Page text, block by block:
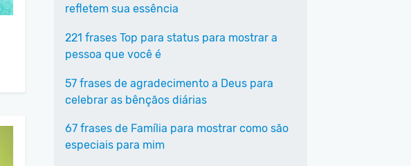
refletem sua essência
221 frases Top para status para mostrar a
pessoa que você é
57 frases de agradecimento a Deus para
celebrar as bênçãos diárias
67 frases de Família para mostrar como são
especiais para mim